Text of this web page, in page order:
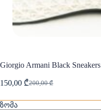
Giorgio Armani Black Sneakers
200,00₾
Original
150,00 ₾Current
ზომა